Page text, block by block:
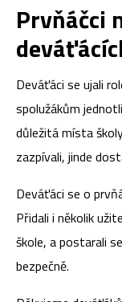
Prvňáčci
Deváťáci se ujali
spolužákům
důležitá místa
zazpívali, jinde
Deváťáci se o
Přidali i několik
škole, a postarali
bezpečně.